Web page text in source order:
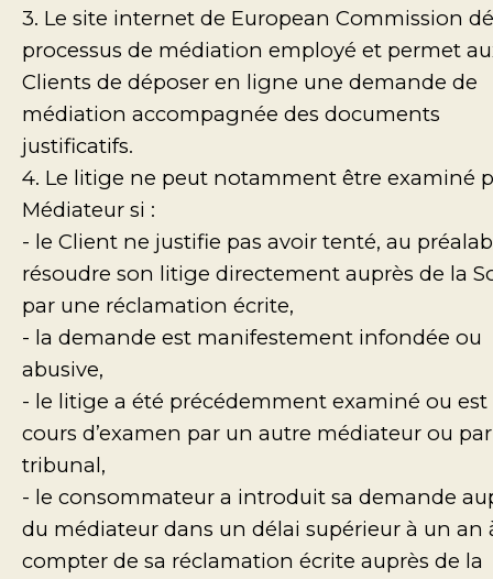
3. Le site internet de European Commission
processus de médiation employé et permet
Clients de déposer en ligne une demande de
médiation accompagnée des documents
justificatifs.
4. Le litige ne peut notamment être examiné
Médiateur si :
- le Client ne justifie pas avoir tenté, au
résoudre son litige directement auprès de la
par une réclamation écrite,
- la demande est manifestement infondée ou
abusive,
- le litige a été précédemment examiné ou est
cours d’examen par un autre médiateur ou
tribunal,
- le consommateur a introduit sa demande
du médiateur dans un délai supérieur à un an
compter de sa réclamation écrite auprès de la